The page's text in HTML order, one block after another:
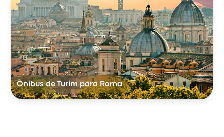
Ônibus de Turim para Roma